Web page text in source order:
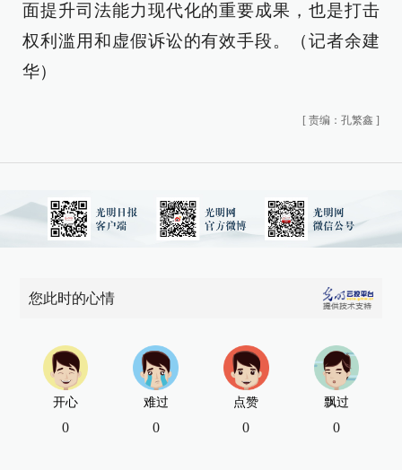
面提升司法能力现代化的重要成果，也是打击
权利滥用和虚假诉讼的有效手段。（记者余建
华）
[ 责编：孔繁鑫 ]
您此时的心情
开心
0
难过
0
点赞
0
飘过
0